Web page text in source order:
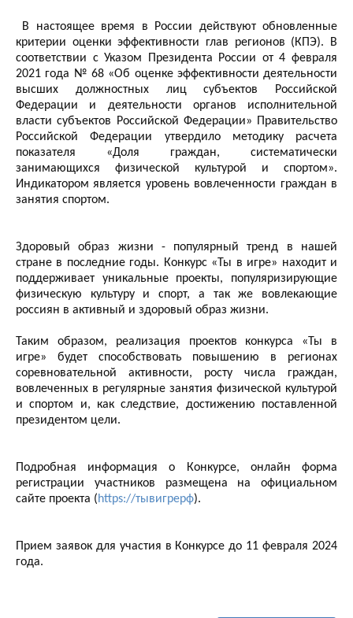
В настоящее время в России действуют обновленные
критерии оценки эффективности глав регионов (КПЭ). В
соответствии с Указом Президента России от 4 февраля
2021 года № 68 «Об оценке эффективности деятельности
высших должностных лиц субъектов Российской
Федерации и деятельности органов исполнительной
власти субъектов Российской Федерации» Правительство
Российской Федерации утвердило методику расчета
показателя «Доля граждан, систематически
занимающихся физической культурой и спортом».
Индикатором является уровень вовлеченности граждан в
занятия спортом.
Здоровый образ жизни - популярный тренд в нашей
стране в последние годы. Конкурс «Ты в игре» находит и
поддерживает уникальные проекты, популяризирующие
физическую культуру и спорт, а так же вовлекающие
россиян в активный и здоровый образ жизни.
Таким образом, реализация проектов конкурса «Ты в
игре» будет способствовать повышению в регионах
соревновательной активности, росту числа граждан,
вовлеченных в регулярные занятия физической культурой
и спортом и, как следствие, достижению поставленной
президентом цели.
Подробная информация о Конкурсе, онлайн форма
регистрации участников размещена на официальном
сайте проекта (https://тывигрерф).
Прием заявок для участия в Конкурсе до 11 февраля 2024
года.